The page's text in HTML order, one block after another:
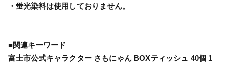
・蛍光染料は使用しておりません。
■関連キーワード
富士市公式キャラクター さもにゃん BOXティッシュ 40個 1